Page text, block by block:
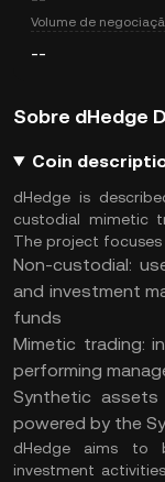
Volume de
--
Sobre dHedge
Coin
dHedge is
custodial mimetic
The project
Non-custodial:
and investment
funds
Mimetic trading:
performing
Synthetic
powered by the
dHedge aims to
investment